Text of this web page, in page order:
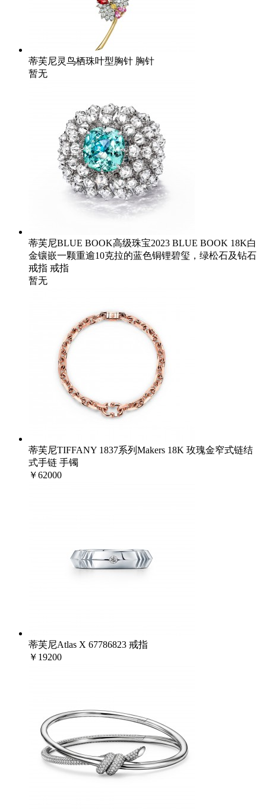
蒂芙尼灵鸟栖珠叶型胸针 胸针
暂无
蒂芙尼BLUE BOOK高级珠宝2023 BLUE BOOK 18K白
金镶嵌一颗重逾10克拉的蓝色铜锂碧玺，绿松石及钻石
戒指 戒指
暂无
蒂芙尼TIFFANY 1837系列Makers 18K 玫瑰金窄式链结
式手链 手镯
￥62000
蒂芙尼Atlas X 67786823 戒指
￥19200